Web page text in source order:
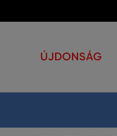
ÚJDONSÁG